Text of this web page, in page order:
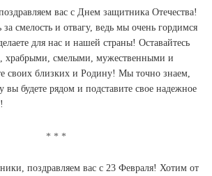
вас с Днем защитника Отечества!
смелость и отвагу, ведь мы очень гордимся
для нас и нашей страны! Оставайтесь
храбрыми, смелыми, мужественными и
своих близких и Родину! Мы точно знаем,
вы будете рядом и подставите свое надежное
поздравляем вас с 23 Февраля! Хотим от